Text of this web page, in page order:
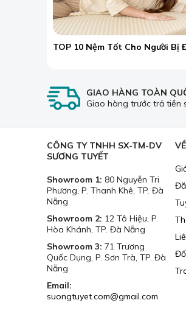
Công dụng của mành
nhiều nơi cũng sử dụng
thường là những phụ kiện
TOP 10 Nệm Tốt Cho Người Bị
GIAO HÀNG TOÀN
Giao hàng trước trả tiền
CÔNG TY TNHH SX-TM-DV
SƯƠNG TUYẾT
Showroom 1: 80 Nguyễn Tri
Phương, P. Thanh Khê, TP. Đà
Nẵng
Showroom 2: 12 Tô Hiệu, P.
Hòa Khánh, TP. Đà Nẵng
Showroom 3: 71 Trương
Quốc Dụng, P. Sơn Trà, TP. Đà
Nẵng
Email:
suongtuyet.com@gmail.com